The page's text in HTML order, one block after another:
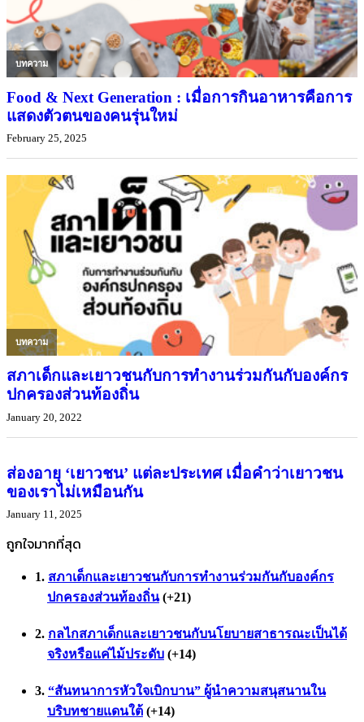
บทความ
Food & Next Generation : เมื่อการกินอาหารคือการ
แสดงตัวตนของคนรุ่นใหม่
February 25, 2025
บทความ
สภาเด็กและเยาวชนกับการทำงานร่วมกันกับองค์กร
ปกครองส่วนท้องถิ่น
January 20, 2022
บทความ
ส่องอายุ ‘เยาวชน’ แต่ละประเทศ เมื่อคำว่าเยาวชน
ของเราไม่เหมือนกัน
January 11, 2025
ถูกใจมากที่สุด
สภาเด็กและเยาวชนกับการทำงานร่วมกันกับองค์กร
ปกครองส่วนท้องถิ่น +21
กลไกสภาเด็กและเยาวชนกับนโยบายสาธารณะเป็นได้
จริงหรือแค่ไม้ประดับ +14
“สันทนาการหัวใจเบิกบาน” ผู้นำความสนุสนานใน
บริบทชายแดนใต้ +14